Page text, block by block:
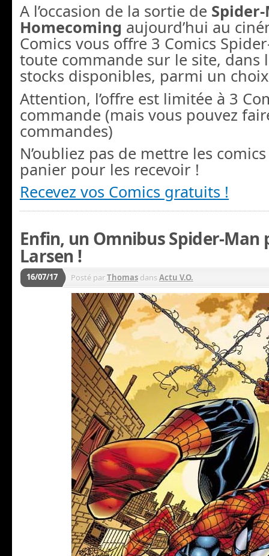
A l’occasion de la sortie de
Homecoming aujourd’hui au
Comics vous offre 3 Comics
toute commande sur le site, dans
stocks disponibles, parmi un
Attention, l’offre est limitée à 3
commande (mais vous pouvez
commandes)
N’oubliez pas de mettre les
panier pour les recevoir !
Recevez vos Comics gratuits !
Enfin, un Omnibus Spider-Man
Larsen !
16/07/17 Posté parThomas dansActu V.O.